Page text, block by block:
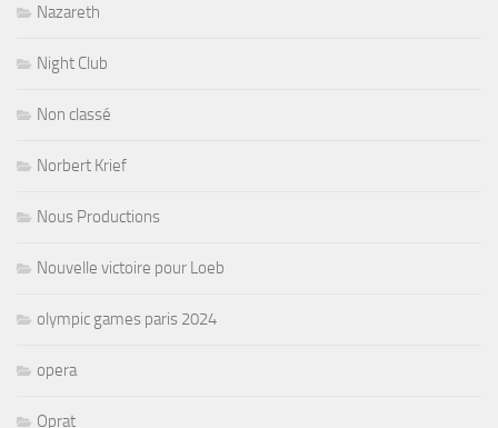
Nazareth
Night Club
Non classé
Norbert Krief
Nous Productions
Nouvelle victoire pour Loeb
olympic games paris 2024
opera
Oprat